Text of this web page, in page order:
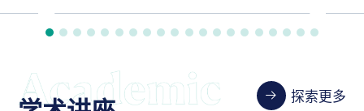
探索更多